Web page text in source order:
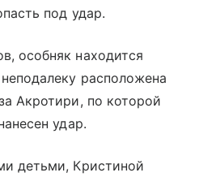
под удар.
особняк находится
расположена
Акротири, по которой
удар.
детьми, Кристиной